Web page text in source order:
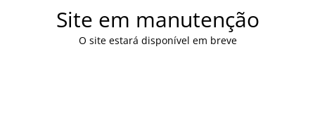
Site em manutenção
O site estará disponível em breve